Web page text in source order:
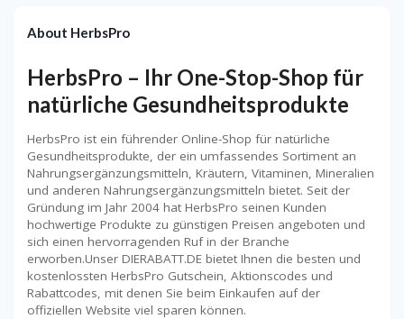
About HerbsPro
HerbsPro – Ihr One-Stop-Shop für
natürliche Gesundheitsprodukte
HerbsPro ist ein führender Online-Shop für natürliche
Gesundheitsprodukte, der ein umfassendes Sortiment an
Nahrungsergänzungsmitteln, Kräutern, Vitaminen, Mineralien
und anderen Nahrungsergänzungsmitteln bietet. Seit der
Gründung im Jahr 2004 hat HerbsPro seinen Kunden
hochwertige Produkte zu günstigen Preisen angeboten und
sich einen hervorragenden Ruf in der Branche
erworben.Unser DIERABATT.DE bietet Ihnen die besten und
kostenlossten HerbsPro Gutschein, Aktionscodes und
Rabattcodes, mit denen Sie beim Einkaufen auf der
offiziellen Website viel sparen können.